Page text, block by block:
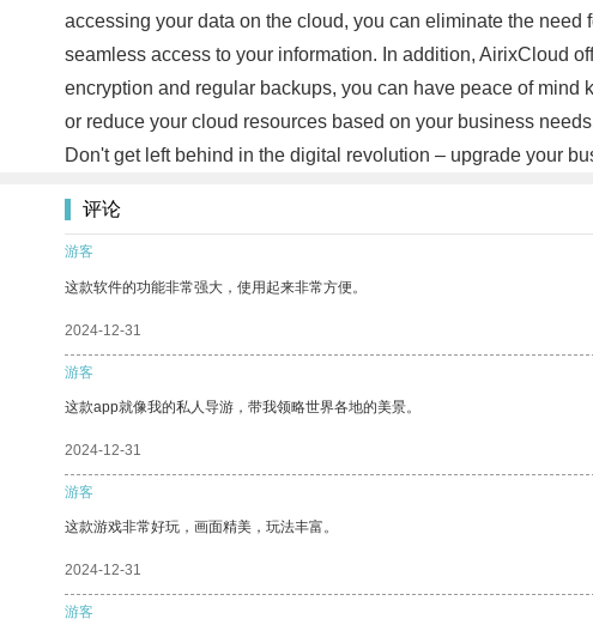
accessing your data on the cloud, you can eliminate the
seamless access to your information. In addition, AirixCloud
encryption and regular backups, you can have peace of
or reduce your cloud resources based on your business
Don't get left behind in the digital revolution – upgrade your
评论
游客
这款软件的功能非常强大，使用起来非常方便。
2024-12-31
游客
这款app就像我的私人导游，带我领略世界各地的美景。
2024-12-31
游客
这款游戏非常好玩，画面精美，玩法丰富。
2024-12-31
游客